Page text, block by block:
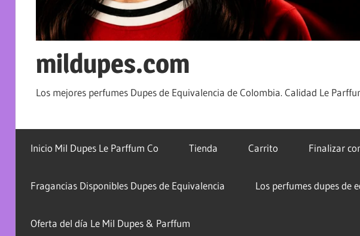
mildupes.com
Los mejores perfumes Dupes de Equivalencia de Colombia. Calidad Le
Inicio Mil Dupes Le Parffum Co Tienda Carrito Finalizar
Fragancias Disponibles Dupes de Equivalencia Los perfumes dupes de
Oferta del día Le Mil Dupes & Parffum